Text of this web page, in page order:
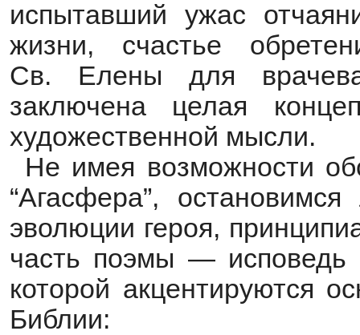
испытавший ужас
жизни, счастье
Св. Елены для
заключена целая
художественной мысли.
Не имея возможности
“Агасфера”,
эволюции героя,
часть поэмы —
которой акцентируются
Библии: